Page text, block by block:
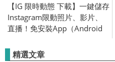
【IG 限時動態 下載】一鍵儲存
Instagram限動照片、影片、
直播！免安裝App（Android
精選文章